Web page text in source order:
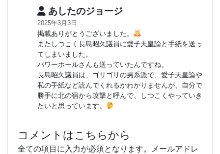
あしたのジョージ
2025年3月3日
掲載ありがとうございました。
またしつこく長島昭久議員に愛子天皇論と手紙を送っ
てしまいました。
パワーホールさんも送っていたんですね。
長島昭久議員は、ゴリゴリの男系派で、愛子天皇論や
私の手紙など読んでくれるかわかりませんが、自分で
勝手に北の宿から攻撃と呼んで、しつこくやっていき
たいと思っています。
コメントはこちらから
全ての項目に入力が必須となります。メールアドレ